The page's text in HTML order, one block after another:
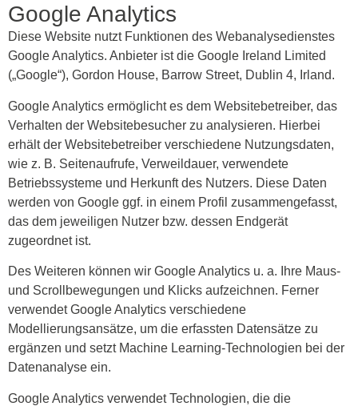
Google Analytics
Diese Website nutzt Funktionen des Webanalysedienstes
Google Analytics. Anbieter ist die Google Ireland Limited
(„Google“), Gordon House, Barrow Street, Dublin 4, Irland.
Google Analytics ermöglicht es dem Websitebetreiber, das
Verhalten der Websitebesucher zu analysieren. Hierbei
erhält der Websitebetreiber verschiedene Nutzungsdaten,
wie z. B. Seitenaufrufe, Verweildauer, verwendete
Betriebssysteme und Herkunft des Nutzers. Diese Daten
werden von Google ggf. in einem Profil zusammengefasst,
das dem jeweiligen Nutzer bzw. dessen Endgerät
zugeordnet ist.
Des Weiteren können wir Google Analytics u. a. Ihre Maus-
und Scrollbewegungen und Klicks aufzeichnen. Ferner
verwendet Google Analytics verschiedene
Modellierungsansätze, um die erfassten Datensätze zu
ergänzen und setzt Machine Learning-Technologien bei der
Datenanalyse ein.
Google Analytics verwendet Technologien, die die